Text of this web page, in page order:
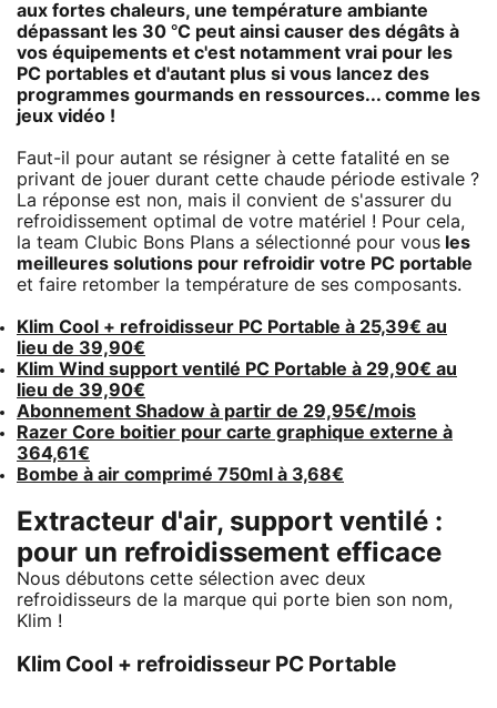
aux fortes chaleurs, une température ambiante
dépassant les 30 °C peut ainsi causer des dégâts à
vos équipements et c'est notamment vrai pour les
PC portables et d'autant plus si vous lancez des
programmes gourmands en ressources... comme les
jeux vidéo !
Faut-il pour autant se résigner à cette fatalité en se
privant de jouer durant cette chaude période estivale ?
La réponse est non, mais il convient de s'assurer du
refroidissement optimal de votre matériel ! Pour cela,
la team Clubic Bons Plans a sélectionné pour vous les
meilleures solutions pour refroidir votre PC portable
et faire retomber la température de ses composants.
Klim Cool + refroidisseur PC Portable à 25,39€ au
lieu de 39,90€
Klim Wind support ventilé PC Portable à 29,90€ au
lieu de 39,90€
Abonnement Shadow à partir de 29,95€/mois
Razer Core boitier pour carte graphique externe à
364,61€
Bombe à air comprimé 750ml à 3,68€
Extracteur d'air, support ventilé :
pour un refroidissement efficace
Nous débutons cette sélection avec deux
refroidisseurs de la marque qui porte bien son nom,
Klim !
Klim Cool + refroidisseur PC Portable